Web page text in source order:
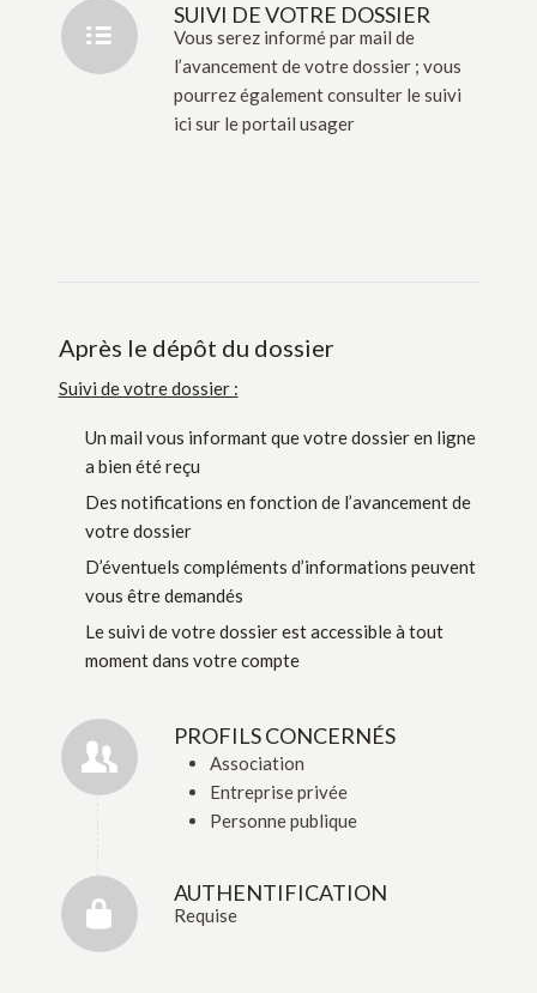
SUIVI DE VOTRE DOSSIER
Vous serez informé par mail de
l’avancement de votre dossier ; vous
pourrez également consulter le suivi
ici sur le portail usager
Après le dépôt du dossier
Suivi de votre dossier :
Un mail vous informant que votre dossier en ligne
a bien été reçu
Des notifications en fonction de l’avancement de
votre dossier
D’éventuels compléments d’informations peuvent
vous être demandés
Le suivi de votre dossier est accessible à tout
moment dans votre compte
PROFILS CONCERNÉS
Association
Entreprise privée
Personne publique
AUTHENTIFICATION
Requise